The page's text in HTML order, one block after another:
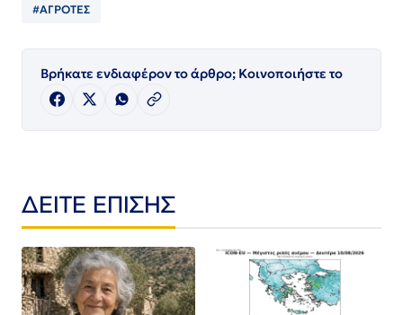
#ΑΓΡΟΤΕΣ
Βρήκατε ενδιαφέρον το άρθρο; Κοινοποιήστε το
ΔΕΙΤΕ ΕΠΙΣΗΣ